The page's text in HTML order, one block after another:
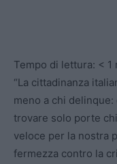
Tempo di lettura: < 1
“La cittadinanza
meno a chi
trovare solo porte
veloce per la nostra
fermezza contro la